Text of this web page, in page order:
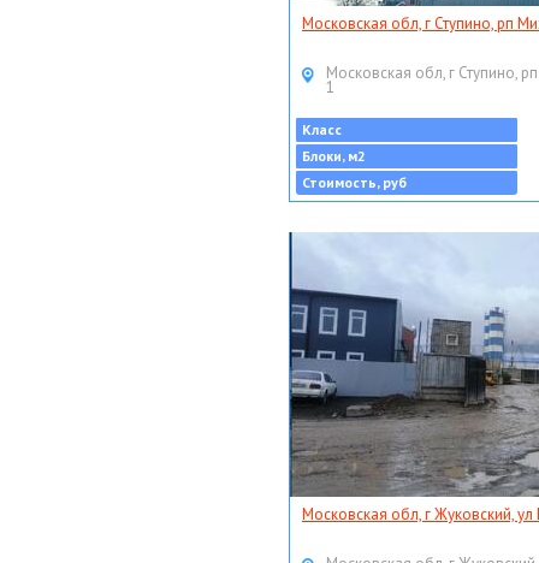
Московская обл, г Ступино, рп
Московская обл, г Ступино,
1
Класс
Блоки, м2
Стоимость, руб
Московская обл, г Жуковский,